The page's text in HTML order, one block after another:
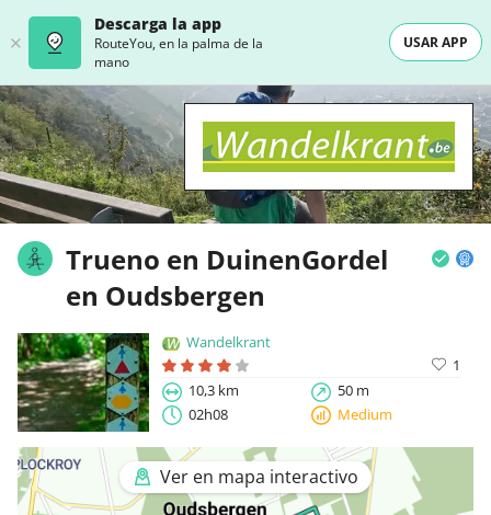
Descarga la app
RouteYou, en la palma de la
mano
USAR APP
Trueno en DuinenGordel
en Oudsbergen
Wandelkrant
1
10,3 km
50 m
02h08
Medium
Ver en mapa interactivo